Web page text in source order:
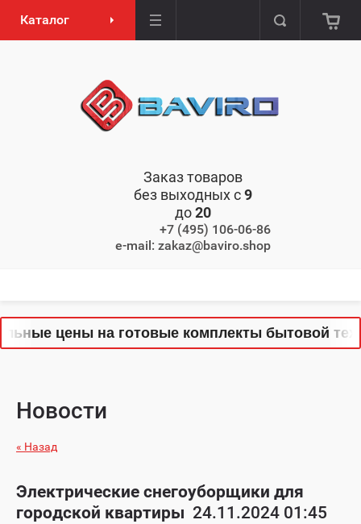
Каталог
Заказ товаров
без выходных с9
до20
+7 (495) 106-06-86
e-mail: zakaz@baviro.shop
цены на готовые комплекты бытовой
Новости
« Назад
Электрические снегоуборщики для
городской квартиры 24.11.2024 01:45